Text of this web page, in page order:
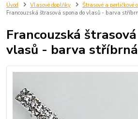
Úvod Vlasové doplňky
Štrasové a perličkové
Francouzská štrasová spona do vlasů - barva
Francouzská
vlasů - barva stříbrná